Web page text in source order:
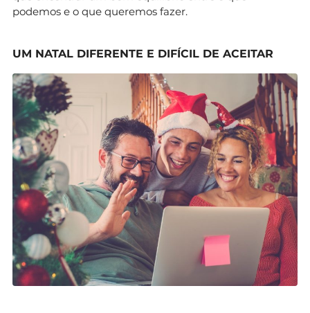
podemos e o que queremos fazer.
UM NATAL DIFERENTE E DIFÍCIL DE ACEITAR